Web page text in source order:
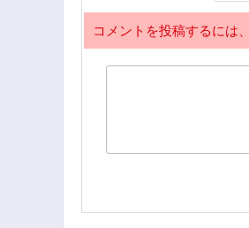
コメントを投稿するには、